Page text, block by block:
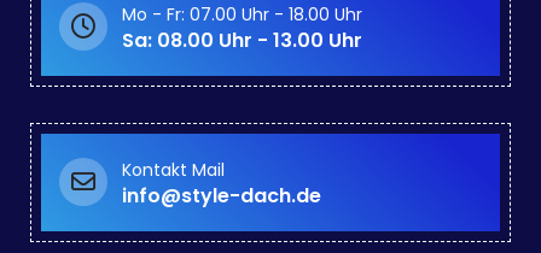
Mo - Fr: 07.00 Uhr - 18.00 Uhr
Sa: 08.00 Uhr - 13.00 Uhr
Kontakt Mail
info@style-dach.de